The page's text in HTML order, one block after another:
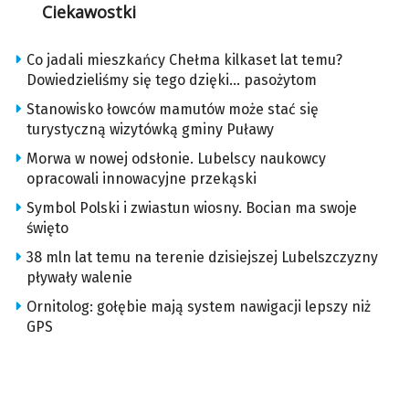
Ciekawostki
Co jadali mieszkańcy Chełma kilkaset lat temu?
Dowiedzieliśmy się tego dzięki… pasożytom
Stanowisko łowców mamutów może stać się
turystyczną wizytówką gminy Puławy
Morwa w nowej odsłonie. Lubelscy naukowcy
opracowali innowacyjne przekąski
Symbol Polski i zwiastun wiosny. Bocian ma swoje
święto
38 mln lat temu na terenie dzisiejszej Lubelszczyzny
pływały walenie
Ornitolog: gołębie mają system nawigacji lepszy niż
GPS